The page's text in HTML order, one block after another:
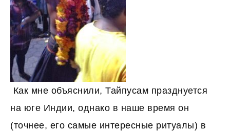
Как мне объяснили, Тайпусам празднуется
на юге Индии, однако в наше время он
(точнее, его самые интересные ритуалы) в